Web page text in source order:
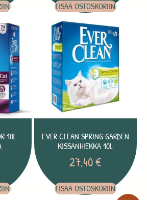
LISÄÄ OSTOSKORIIN
10L
EVER CLEAN SPRING GARDEN
KISSANHIEKKA 10L
27,40€
LISÄÄ OSTOSKORIIN